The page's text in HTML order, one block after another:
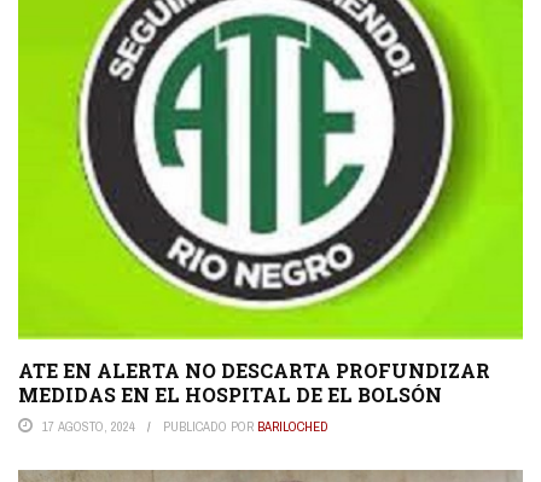
ATE EN ALERTA NO DESCARTA PROFUNDIZAR
MEDIDAS EN EL HOSPITAL DE EL BOLSÓN
17 AGOSTO, 2024 PUBLICADO POR BARILOCHED